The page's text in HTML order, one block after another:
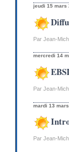
jeudi 15 mars
Par Jean-
mercredi 14
Par Jean-
mardi 13
Par Jean-